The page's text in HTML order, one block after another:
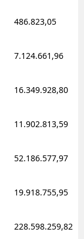
486.823,05
7.124.661,96
16.349.928,80
11.902.813,59
52.186.577,97
19.918.755,95
228.598.259,82